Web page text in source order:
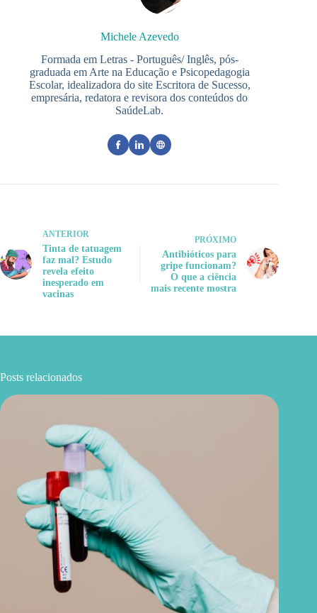
Michele Azevedo
Formada em Letras - Português/ Inglês, pós-
graduada em Arte na Educação e Psicopedagogia
Escolar, idealizadora do site Escritora de Sucesso,
empresária, redatora e revisora dos conteúdos do
SaúdeLab.
ANTERIOR
Tinta de tatuagem
faz mal? Estudo
revela efeito
inesperado em
vacinas
PRÓXIMO
Antibióticos para
gripe funcionam?
O que a ciência
mais recente mostra
Posts relacionados